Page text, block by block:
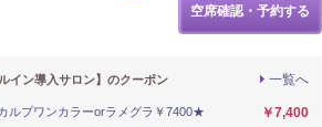
空席確認・予約する
一覧へ
イン導入サロン】のクーポン
ルプワンカラーorラメグラ￥7400★ ￥7,400